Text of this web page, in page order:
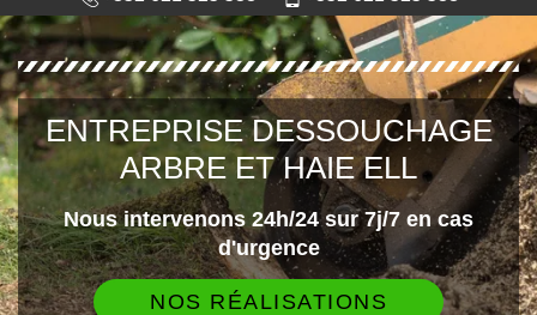
ENTREPRISE DESSOUCHAGE
ARBRE ET HAIE ELL
Nous intervenons 24h/24 sur 7j/7 en cas
d'urgence
NOS RÉALISATIONS